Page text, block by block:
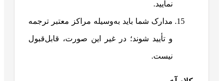
نمایید.
مدارک شما باید به‌وسیله مراکز معتبر ترجمه
و تأیید شوند؛ در غیر این صورت، قابل‌قبول
نیست.